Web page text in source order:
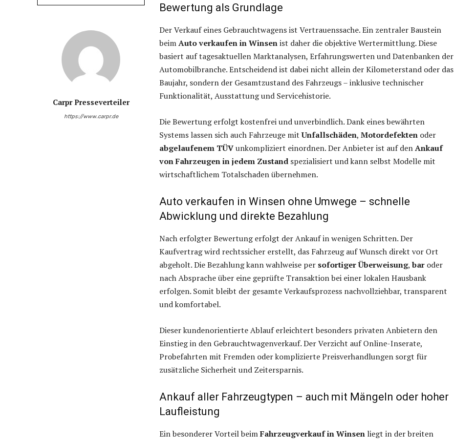
Carpr Presseverteiler
https://www.carpr.de
Bewertung als Grundlage
Der Verkauf eines Gebrauchtwagens ist Vertrauenssache. Ein zentraler Baustein
beimAuto verkaufen in Winsenist daher die objektive Wertermittlung. Diese
basiert auf tagesaktuellen Marktanalysen, Erfahrungswerten und Datenbanken der
Automobilbranche. Entscheidend ist dabei nicht allein der Kilometerstand oder das
Baujahr, sondern der Gesamtzustand des Fahrzeugs – inklusive technischer
Funktionalität, Ausstattung und Servicehistorie.
Die Bewertung erfolgt kostenfrei und unverbindlich. Dank eines bewährten
Systems lassen sich auch Fahrzeuge mitUnfallschäden, Motordefekten oder
abgelaufenem TÜVunkompliziert einordnen. Der Anbieter ist auf denAnkauf
von Fahrzeugen in jedem Zustand spezialisiert und kann selbst Modelle mit
wirtschaftlichem Totalschaden übernehmen.
Auto verkaufen in Winsen ohne Umwege – schnelle
Abwicklung und direkte Bezahlung
Nach erfolgter Bewertung erfolgt der Ankauf in wenigen Schritten. Der
Kaufvertrag wird rechtssicher erstellt, das Fahrzeug auf Wunsch direkt vor Ort
abgeholt. Die Bezahlung kann wahlweise per sofortiger Überweisung, bar oder
nach Absprache über eine geprüfte Transaktion bei einer lokalen Hausbank
erfolgen. Somit bleibt der gesamte Verkaufsprozess nachvollziehbar, transparent
und komfortabel.
Dieser kundenorientierte Ablauf erleichtert besonders privaten Anbietern den
Einstieg in den Gebrauchtwagenverkauf. Der Verzicht auf Online-Inserate,
Probefahrten mit Fremden oder komplizierte Preisverhandlungen sorgt für
zusätzliche Sicherheit und Zeitersparnis.
Ankauf aller Fahrzeugtypen – auch mit Mängeln oder hoher
Laufleistung
Ein besonderer Vorteil beimFahrzeugverkauf in Winsen liegt in der breiten